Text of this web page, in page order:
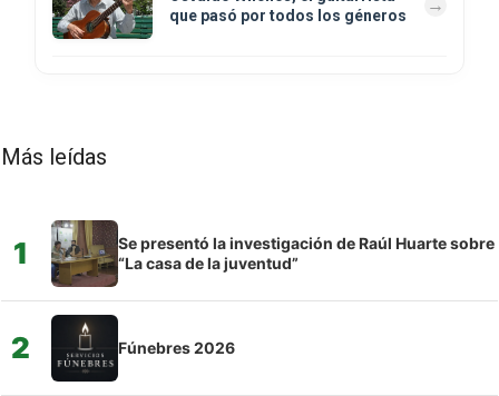
que pasó por todos los géneros
Más leídas
1
Se presentó la investigación de Raúl Huarte sobre
“La casa de la juventud”
2 Fúnebres 2026